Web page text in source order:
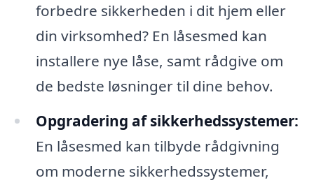
forbedre sikkerheden i dit hjem eller
din virksomhed? En låsesmed kan
installere nye låse, samt rådgive om
de bedste løsninger til dine behov.
Opgradering af sikkerhedssystemer:
En låsesmed kan tilbyde rådgivning
om moderne sikkerhedssystemer,